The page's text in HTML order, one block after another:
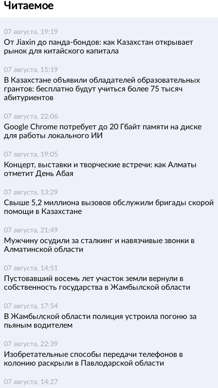
Читаемое
07 августа, 19:19
От Jiaxin до панда-бондов: как Казахстан открывает
рынок для китайского капитала
07 августа, 15:19
В Казахстане объявили обладателей образовательных
грантов: бесплатно будут учиться более 75 тысяч
абитуриентов
07 августа, 22:06
Google Chrome потребует до 20 Гбайт памяти на диске
для работы локального ИИ
07 августа, 19:05
Концерт, выставки и творческие встречи: как Алматы
отметит День Абая
07 августа, 13:29
Свыше 5,2 миллиона вызовов обслужили бригады скорой
помощи в Казахстане
07 августа, 21:49
Мужчину осудили за сталкинг и навязчивые звонки в
Алматинской области
07 августа, 14:51
Пустовавший восемь лет участок земли вернули в
собственность государства в Жамбылской области
07 августа, 17:54
В Жамбылской области полиция устроила погоню за
пьяным водителем
07 августа, 22:39
Изобретательные способы передачи телефонов в
колонию раскрыли в Павлодарской области
07 августа, 14:27